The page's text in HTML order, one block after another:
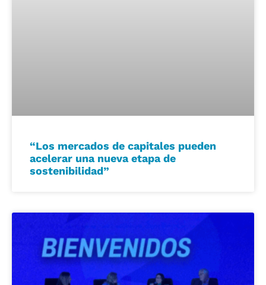
“Los mercados de capitales pueden
acelerar una nueva etapa de
sostenibilidad”